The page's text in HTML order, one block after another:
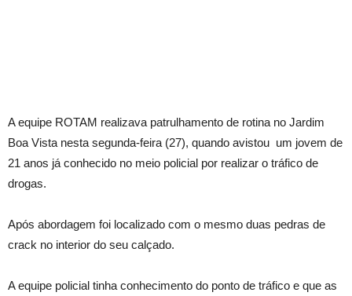
A equipe ROTAM realizava patrulhamento de rotina no Jardim
Boa Vista nesta segunda-feira (27), quando avistou um jovem de
21 anos já conhecido no meio policial por realizar o tráfico de
drogas.
Após abordagem foi localizado com o mesmo duas pedras de
crack no interior do seu calçado.
A equipe policial tinha conhecimento do ponto de tráfico e que as